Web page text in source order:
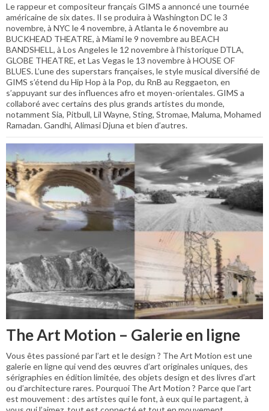
Le rappeur et compositeur français GIMS a annoncé une tournée
américaine de six dates. Il se produira à Washington DC le 3
novembre, à NYC le 4 novembre, à Atlanta le 6 novembre au
BUCKHEAD THEATRE, à Miami le 9 novembre au BEACH
BANDSHELL, à Los Angeles le 12 novembre à l’historique DTLA,
GLOBE THEATRE, et Las Vegas le 13 novembre à HOUSE OF
BLUES. L’une des superstars françaises, le style musical diversifié de
GIMS s’étend du Hip Hop à la Pop, du RnB au Reggaeton, en
s’appuyant sur des influences afro et moyen-orientales. GIMS a
collaboré avec certains des plus grands artistes du monde,
notamment Sia, Pitbull, Lil Wayne, Sting, Stromae, Maluma, Mohamed
Ramadan. Gandhi, Alimasi Djuna et bien d’autres.
The Art Motion – Galerie en ligne
Vous êtes passioné par l’art et le design ? The Art Motion est une
galerie en ligne qui vend des œuvres d’art originales uniques, des
sérigraphies en édition limitée, des objets design et des livres d’art
ou d’architecture rares. Pourquoi The Art Motion ? Parce que l’art
est mouvement : des artistes qui le font, à eux qui le partagent, à